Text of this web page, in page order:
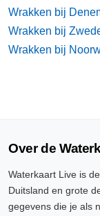
Wrakken bij
Wrakken bij
Wrakken bij
Over de
Waterkaart Live is
Duitsland en grote
gegevens die je als